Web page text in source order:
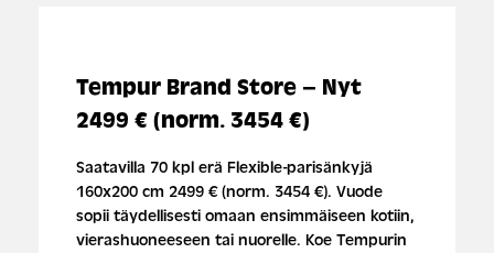
Tempur Brand Store – Nyt
2499 € (norm. 3454 €)
Saatavilla 70 kpl erä Flexible-parisänkyjä
160x200 cm 2499 € (norm. 3454 €). Vuode
sopii täydellisesti omaan ensimmäiseen kotiin,
vierashuoneeseen tai nuorelle. Koe Tempurin